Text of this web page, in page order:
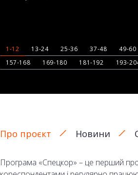
1-12 13-24 25-36 37-48 49-60
157-168
169-180 181-192 193-
Про проєкт Новини
Програма «Спецкор» – це перший